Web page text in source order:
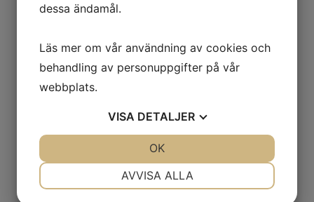
dessa ändamål.
Läs mer om vår användning av cookies och
behandling av personuppgifter på vår
webbplats.
VISA DETALJER
AVVISA ALLA
OK